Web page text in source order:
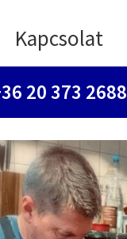
Kapcsolat
20 373 2688